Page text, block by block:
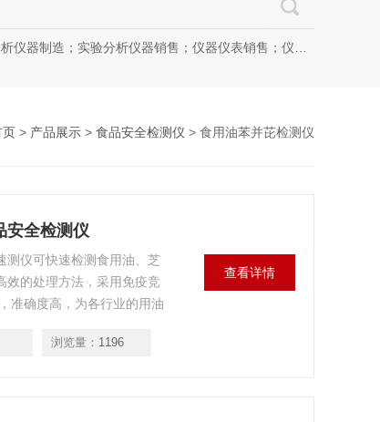
造；信息安全设备销售；物联网设备制造；通信设备制造；电子（气）物理设备及其他电子设备制造；技术服务、技术开发、技术咨询、技术交流、技术转让、技术推广；软件开发；光污染治理服务；工程管理服务；电子专用设备制造；教学用模型及教具制造；教学用模型及教具销售；金属材料销售；通讯设备销售；通讯设备修理；五金产品制造；五金产品批发；五金产品零售；五金产品研发；信息咨询服务（不含许可类信息咨询服务）；信息技术咨询服务；物联网设备销售（除依法须经批准的项目外，凭营业执照依法自主开展经营活动）许可项目：房屋建筑和市政基础设施项目工程总承包；互联网平台（依法须经批准的项目，经相关部门批准后方可开展经营活动，具体经营项目以审批结果为准）
页 > 产品展示 > 食品安全检测仪 > 食用油苯并芘检测仪
安全检测仪
测仪可快速检测食用油、芝
效的处理方法，采用免疫竞
准确度高，为各行业的用油
浏览量： 1196
查看详情